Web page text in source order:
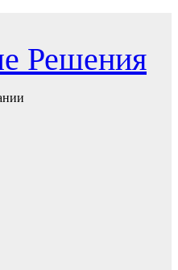
Решения